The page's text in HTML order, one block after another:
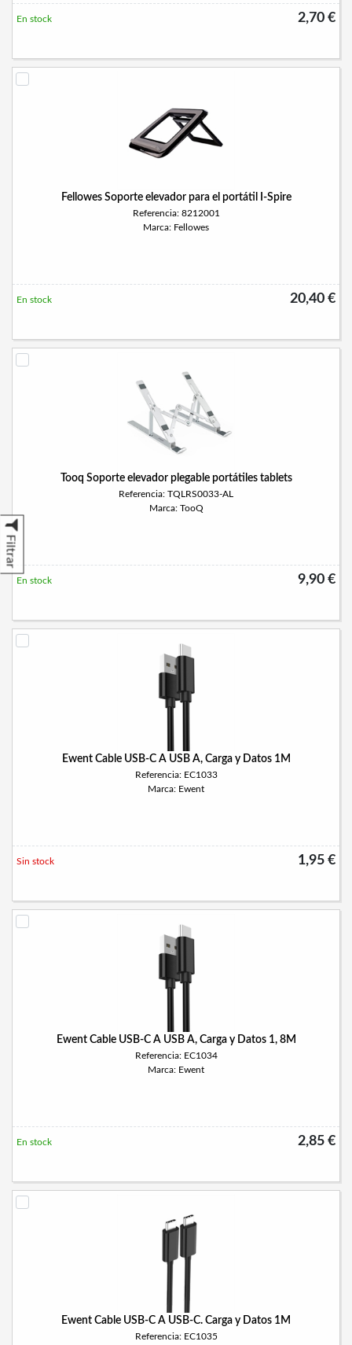
Filtrar
2,70 €
En stock
Fellowes Soporte elevador para el portátil I-Spire
Referencia: 8212001
Marca: Fellowes
20,40 €
En stock
Tooq Soporte elevador plegable portátiles tablets
Referencia: TQLRS0033-AL
Marca: TooQ
9,90 €
En stock
Ewent Cable USB-C A USB A, Carga y Datos 1M
Referencia: EC1033
Marca: Ewent
1,95 €
Sin stock
Ewent Cable USB-C A USB A, Carga y Datos 1, 8M
Referencia: EC1034
Marca: Ewent
2,85 €
En stock
Ewent Cable USB-C A USB-C. Carga y Datos 1M
Referencia: EC1035